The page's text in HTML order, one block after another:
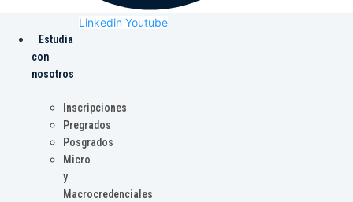
Linkedin Youtube
Estudia
con
nosotros
Inscripciones
Pregrados
Posgrados
Micro
y
Macrocredenciales